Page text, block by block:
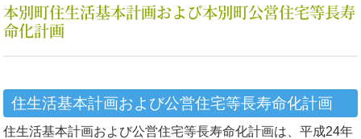
本別町住生活基本計画および本別町公営住宅等長寿
命化計画
住生活基本計画および公営住宅等長寿命化計画
住生活基本計画および公営住宅等長寿命化計画は、平成24年